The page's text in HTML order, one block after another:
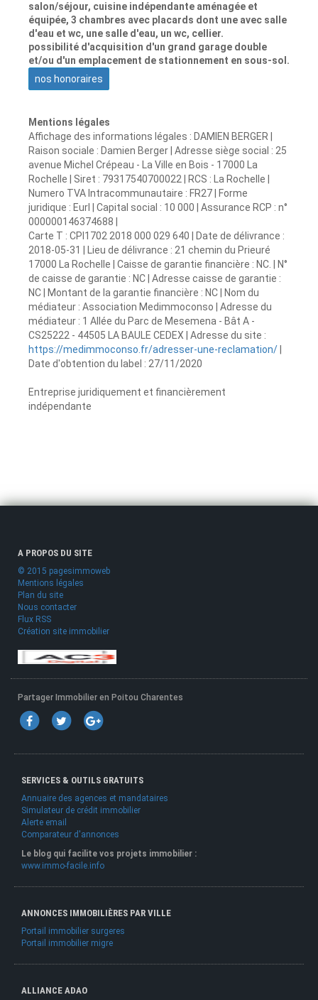
salon/séjour, cuisine indépendante aménagée et
équipée, 3 chambres avec placards dont une avec salle
d'eau et wc, une salle d'eau, un wc, cellier.
possibilité d'acquisition d'un grand garage double
et/ou d'un emplacement de stationnement en sous-sol.
nos honoraires
Mentions légales
Affichage des informations légales : DAMIEN BERGER |
Raison sociale : Damien Berger | Adresse siège social : 25
avenue Michel Crépeau - La Ville en Bois - 17000 La
Rochelle | Siret : 79317540700022 | RCS : La Rochelle |
Numero TVA Intracommunautaire : FR27 | Forme
juridique : Eurl | Capital social : 10 000 | Assurance RCP : n°
000000146374688 |
Carte T : CPI1702 2018 000 029 640 | Date de délivrance :
2018-05-31 | Lieu de délivrance : 21 chemin du Prieuré
17000 La Rochelle | Caisse de garantie financière : NC. | N°
de caisse de garantie : NC | Adresse caisse de garantie :
NC | Montant de la garantie financière : NC | Nom du
médiateur : Association Medimmoconso | Adresse du
médiateur : 1 Allée du Parc de Mesemena - Bât A -
CS25222 - 44505 LA BAULE CEDEX | Adresse du site :
https://medimmoconso.fr/adresser-une-reclamation/
Date d'obtention du label : 27/11/2020
Entreprise juridiquement et financièrement
indépendante
A PROPOS DU SITE
© 2015 pagesimmoweb
Mentions légales
Plan du site
Nous contacter
Flux RSS
Création site immobilier
Partager Immobilier en Poitou Charentes
SERVICES & OUTILS GRATUITS
Annuaire des agences et mandataires
Simulateur de crédit immobilier
Alerte email
Comparateur d'annonces
Le blog qui facilite vos projets immobilier :
www.immo-facile.info
ANNONCES IMMOBILIÈRES PAR VILLE
Portail immobilier surgeres
Portail immobilier migre
ALLIANCE ADAO